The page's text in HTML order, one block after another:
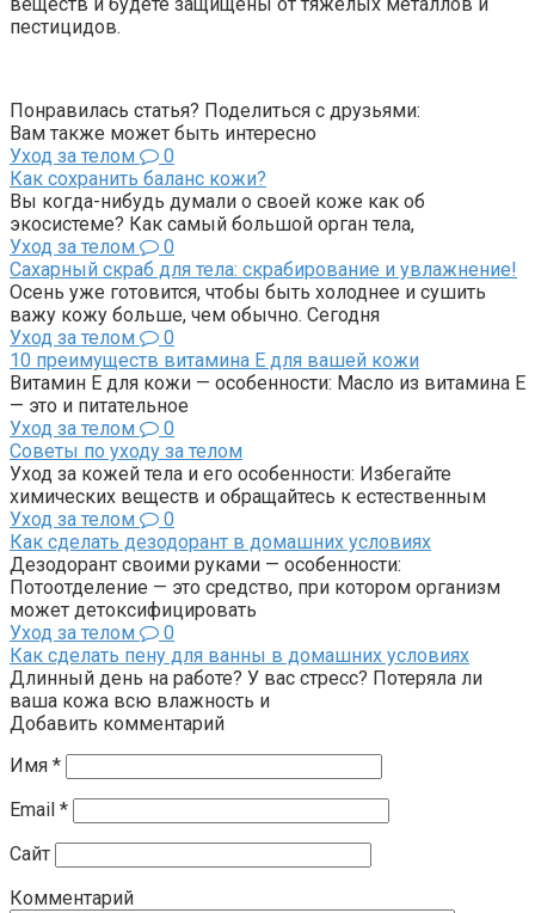
пестицидов.
Понравилась статья? Поделиться с друзьями:
Вам также может быть интересно
Уход за телом
0
Как сохранить баланс кожи?
Вы когда-нибудь думали о своей коже как об
экосистеме? Как самый большой орган тела,
Уход за телом
0
Сахарный скраб для тела: скрабирование и увлажнение!
Осень уже готовится, чтобы быть холоднее и сушить
важу кожу больше, чем обычно. Сегодня
Уход за телом
0
10 преимуществ витамина Е для вашей кожи
Витамин Е для кожи — особенности: Масло из витамина Е
— это и питательное
Уход за телом
0
Советы по уходу за телом
Уход за кожей тела и его особенности: Избегайте
химических веществ и обращайтесь к естественным
Уход за телом
0
Как сделать дезодорант в домашних условиях
Дезодорант своими руками — особенности:
Потоотделение — это средство, при котором организм
может детоксифицировать
Уход за телом
0
Как сделать пену для ванны в домашних условиях
Длинный день на работе? У вас стресс? Потеряла ли
ваша кожа всю влажность и
Добавить комментарий
Имя *
Email *
Сайт
Комментарий